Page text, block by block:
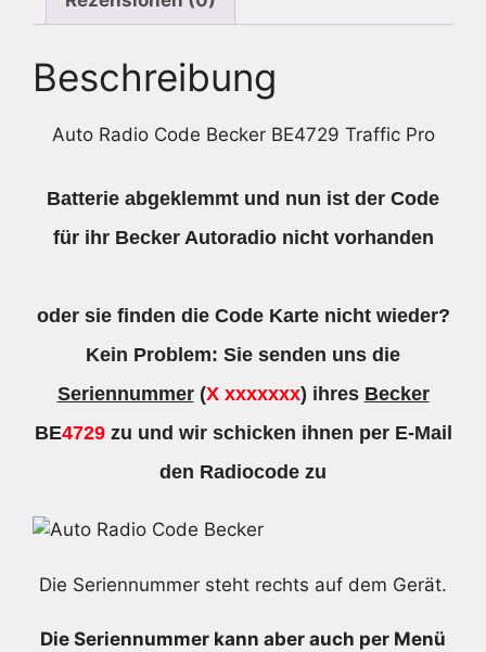
Beschreibung
Auto Radio Code Becker BE4729 Traffic Pro
Batterie abgeklemmt und nun ist der Code
für ihr Becker Autoradio nicht vorhanden
oder sie finden die Code Karte nicht wieder?
Kein Problem: Sie senden uns die
Seriennummer(X xxxxxxx) ihres Becker
BE4729zu und wir schicken ihnen per E-Mail
den Radiocode zu
Die Seriennummer steht rechts auf dem Gerät.
Die Seriennummer kann aber auch per Menü